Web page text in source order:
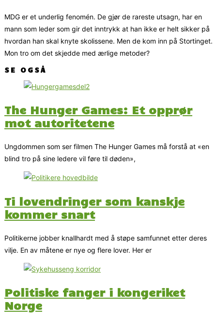
MDG er et underlig fenomén. De gjør de rareste utsagn, har en
mann som leder som gir det inntrykk at han ikke er helt sikker på
hvordan han skal knyte skolissene. Men de kom inn på Stortinget.
Mon tro om det skjedde med ærlige metoder?
SE OGSÅ
The Hunger Games: Et opprør
mot autoritetene
Ungdommen som ser filmen The Hunger Games må forstå at «en
blind tro på sine ledere vil føre til døden»,
Ti lovendringer som kanskje
kommer snart
Politikerne jobber knallhardt med å støpe samfunnet etter deres
vilje. En av måtene er nye og flere lover. Her er
Politiske fanger i kongeriket
Norge